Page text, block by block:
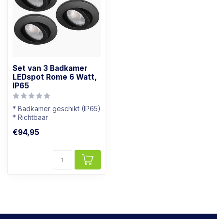
Set van 3 Badkamer
LEDspot Rome 6 Watt,
IP65
* Badkamer geschikt (IP65)
* Richtbaar
* Zwart armatuur
€94,95